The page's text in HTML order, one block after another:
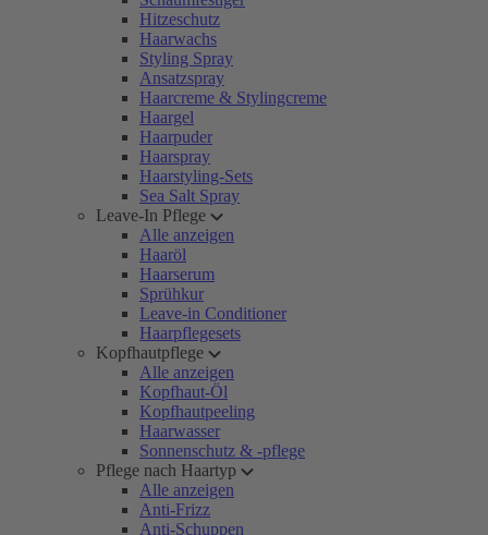
Hitzeschutz
Haarwachs
Styling Spray
Ansatzspray
Haarcreme & Stylingcreme
Haargel
Haarpuder
Haarspray
Haarstyling-Sets
Sea Salt Spray
Leave-In Pflege
Alle anzeigen
Haaröl
Haarserum
Sprühkur
Leave-in Conditioner
Haarpflegesets
Kopfhautpflege
Alle anzeigen
Kopfhaut-Öl
Kopfhautpeeling
Haarwasser
Sonnenschutz & -pflege
Pflege nach Haartyp
Alle anzeigen
Anti-Frizz
Anti-Schuppen